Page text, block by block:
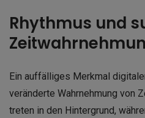
Rhythmus und
Ein auffälliges Merkmal
veränderte Wahrnehmung von
treten in den Hintergrund,